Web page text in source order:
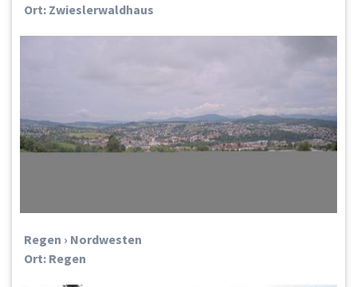
Ort: Zwieslerwaldhaus
Regen › Nordwesten
Ort: Regen